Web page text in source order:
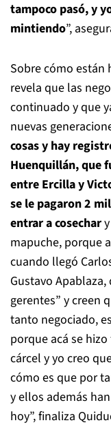
tampoco pasó, y
mintiendo”,
Sobre cómo están
revela que las
continuado y que
nuevas
cosas y hay
Huenquillán, que
entre Ercilla y
se le pagaron 2
entrar a cosechar
mapuche, porque
cuando llegó
Gustavo
gerentes” y creen
tanto negociado,
porque acá se
cárcel y yo creo
cómo es que por
y ellos además
hoy”, finaliza